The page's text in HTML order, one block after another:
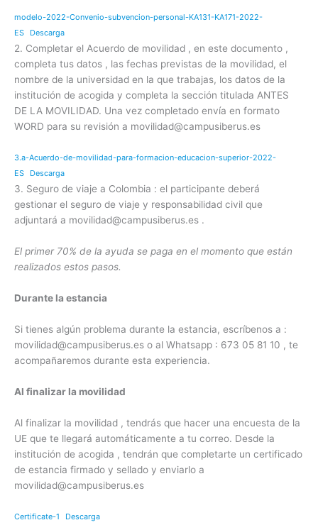
modelo-2022-Convenio-subvencion-personal-KA131-KA171-2022-
ES
Descarga
2. Completar el Acuerdo de movilidad , en este documento ,
completa tus datos , las fechas previstas de la movilidad, el
nombre de la universidad en la que trabajas, los datos de la
institución de acogida y completa la sección titulada ANTES
DE LA MOVILIDAD. Una vez completado envía en formato
WORD para su revisión a movilidad@campusiberus.es
3.a-Acuerdo-de-movilidad-para-formacion-educacion-superior-2022-
ES
Descarga
3. Seguro de viaje a Colombia : el participante deberá
gestionar el seguro de viaje y responsabilidad civil que
adjuntará a movilidad@campusiberus.es .
El primer 70% de la ayuda se paga en el momento que están
realizados estos pasos.
Durante la estancia
Si tienes algún problema durante la estancia, escríbenos a :
movilidad@campusiberus.es o al Whatsapp : 673 05 81 10 , te
acompañaremos durante esta experiencia.
Al finalizar la movilidad
Al finalizar la movilidad , tendrás que hacer una encuesta de la
UE que te llegará automáticamente a tu correo. Desde la
institución de acogida , tendrán que completarte un certificado
de estancia firmado y sellado y enviarlo a
movilidad@campusiberus.es
Certificate-1 Descarga